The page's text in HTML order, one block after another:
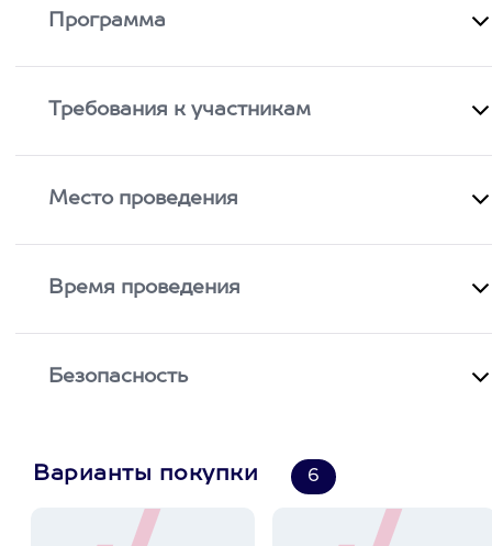
Программа
Требования к участникам
Место проведения
Время проведения
Безопасность
Варианты покупки 6